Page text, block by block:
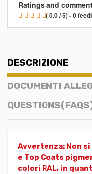
Ratings and
( 0.0 / 5) - 0
DESCRIZIONE
DOCUMENTI
Avvertenza: Non
e Top Coats
colori RAL, in